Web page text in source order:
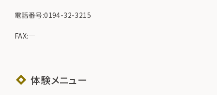
電話番号:0194-32-3215
FAX:―
体験メニュー